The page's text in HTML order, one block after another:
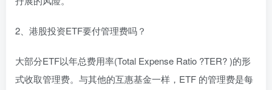
2、港股投资ETF要付管理费吗？
大部分ETF以年总费用率(Total Expense Ratio ?TER? )的形
式收取管理费。与其他的互惠基金一样，ETF 的管理费是每